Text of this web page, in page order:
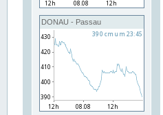
DONAU - Passau